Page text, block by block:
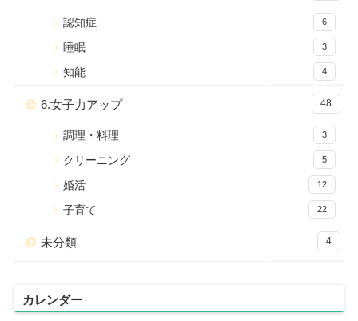
認知症 6
睡眠 3
知能 4
6.女子力アップ 48
調理・料理 3
クリーニング 5
婚活 12
子育て 22
未分類 4
カレンダー